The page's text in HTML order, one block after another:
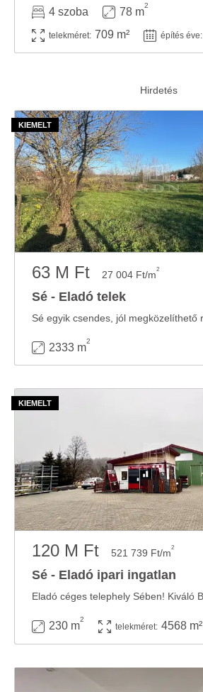
4 szoba 78 m
2
telekméret: 709 m² építés éve:
63 M Ft 27 004 Ft/m2
Sé - Eladó telek
2333 m
2
120 M Ft 521 739 Ft/m2
Sé - Eladó ipari ingatlan
230 m
2
telekméret: 4568 m²